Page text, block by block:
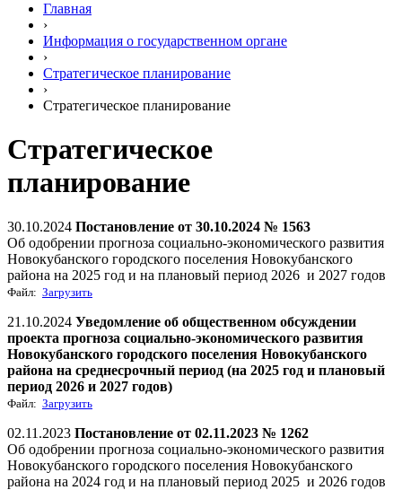
Главная
›
Информация о государственном органе
›
Стратегическое планирование
›
Стратегическое планирование
Стратегическое
планирование
30.10.2024 Постановление от 30.10.2024 № 1563
Об одобрении прогноза социально-экономического развития
Новокубанского городского поселения Новокубанского
района на 2025 год и на плановый период 2026 и 2027 годов
Файл: Загрузить
21.10.2024 Уведомление об общественном обсуждении
проекта прогноза социально-экономического развития
Новокубанского городского поселения Новокубанского
района на среднесрочный период (на 2025 год и плановый
период 2026 и 2027 годов)
Файл: Загрузить
02.11.2023 Постановление от 02.11.2023 № 1262
Об одобрении прогноза социально-экономического развития
Новокубанского городского поселения Новокубанского
района на 2024 год и на плановый период 2025 и 2026 годов